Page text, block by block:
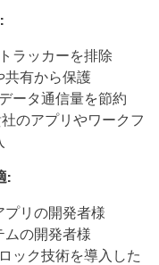
ラッカーを排除
共有から保護
ータ通信量を節約
のアプリやワークフ
:
プリの開発者様
ムの開発者様
ック技術を導入した